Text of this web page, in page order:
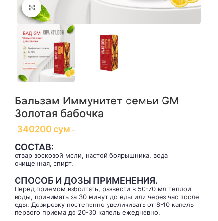
Click to enlarge
Бальзам Иммунитет семьи GM
Золотая бабочка
340200 сум –
СОСТАВ:
отвар восковой моли, настой боярышника, вода
очищенная, спирт.
СПОСОБ И ДОЗЫ ПРИМЕНЕНИЯ.
Перед приемом взболтать, развести в 50-70 мл теплой
воды, принимать за 30 минут до еды или через час после
еды. Дозировку постепенно увеличивать от 8-10 капель
первого приема до 20-30 капель ежедневно.